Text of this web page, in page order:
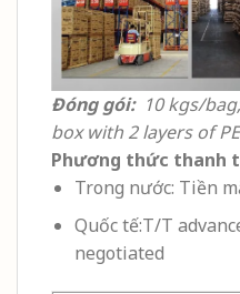
Đóng gói: 10 kgs/
box with 2 layers of
Phương thức thanh
Trong nước: Tiền
Quốc tế:T/T
negotiated